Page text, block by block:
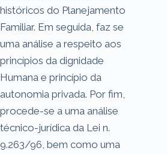
históricos do Planejamento
Familiar. Em seguida, faz se
uma análise a respeito aos
princípios da dignidade
Humana e princípio da
autonomia privada. Por fim,
procede-se a uma análise
técnico-jurídica da Lei n.
9.263/96, bem como uma